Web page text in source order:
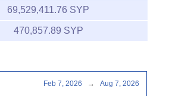
69,529,411.76 SYP
470,857.89 SYP
Feb 7, 2026 → Aug 7, 2026